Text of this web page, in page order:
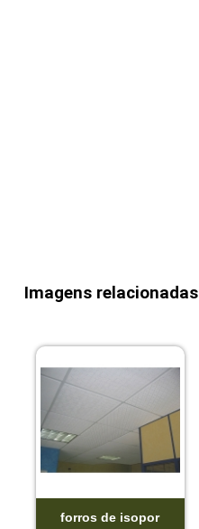
Imagens relacionadas
forros de isopor